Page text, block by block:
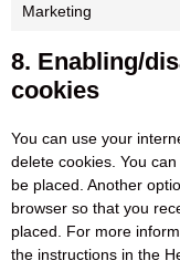
Marketing
8. Enabling/
cookies
You can use your
delete cookies. You
be placed. Another
browser so that you
placed. For more
the instructions in the